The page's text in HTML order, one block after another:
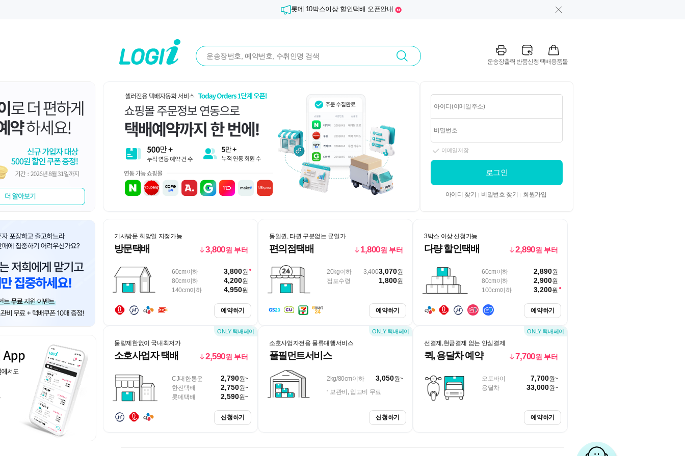
롯데 10박스이상 할인택배 오픈안내
운송장출력 반품신청 택배용품몰
이메일저장
로그인
아이디 찾기 비밀번호 찾기 회원가입
기사방문 희망일 지정가능
방문택배 3,800원 부터
60cm이하 3,800원
80cm이하
4,200원
140cm이하
4,950원
예약하기
동일권, 타권 구분없는 균일가
편의점택배 1,800원 부터
20kg이하 3,4003,070원
점포수령
1,800원
예약하기
3박스 이상 신청가능
다량 할인택배 2,890원 부터
60cm이하 2,890원
80cm이하
2,900원
100cm이하
3,200원
예약하기
물량제한없이 국내최저가
소호사업자 택배 2,590원 부터
CJ대한통운 2,790원~
한진택배
2,750원~
롯데택배
2,590원~
신청하기
소호사업자전용 물류대행서비스
풀필먼트서비스
2kg/80cm이하 3,050원~
보관비, 입고비 무료
신청하기
선결제,현금결제 없는 안심결제
퀵, 용달차 예약 7,700원 부터
오토바이 7,700원~
용달차
33,000원~
예약하기